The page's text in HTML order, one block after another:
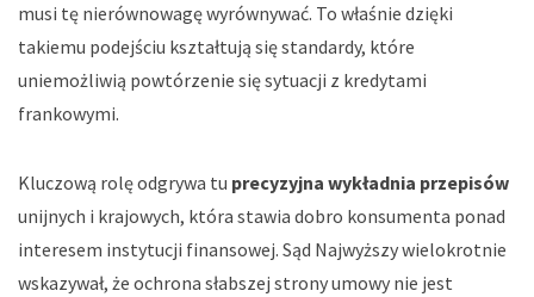
musi tę nierównowagę wyrównywać. To właśnie dzięki
takiemu podejściu kształtują się standardy, które
uniemożliwią powtórzenie się sytuacji z kredytami
frankowymi.
Kluczową rolę odgrywa tu precyzyjna wykładnia przepisów
unijnych i krajowych, która stawia dobro konsumenta ponad
interesem instytucji finansowej. Sąd Najwyższy wielokrotnie
wskazywał, że ochrona słabszej strony umowy nie jest